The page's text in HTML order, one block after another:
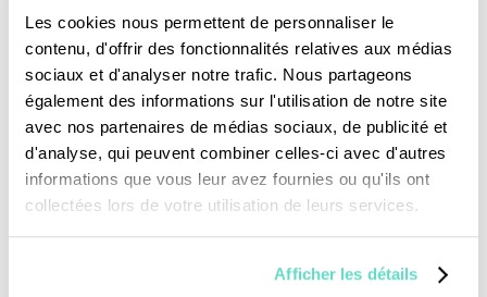
Les cookies nous permettent de personnaliser le
contenu, d'offrir des fonctionnalités relatives aux médias
sociaux et d'analyser notre trafic. Nous partageons
également des informations sur l'utilisation de notre site
avec nos partenaires de médias sociaux, de publicité et
d'analyse, qui peuvent combiner celles-ci avec d'autres
informations que vous leur avez fournies ou qu'ils ont
collectées lors de votre utilisation de leurs services.
Afficher les détails
Je fais un don
Revoir la messe du 02 août 2026
TOUS NOS PROGRAMMES